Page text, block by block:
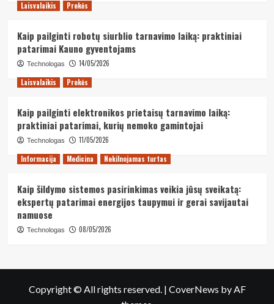
Laisvalaikis
Prekės
Kaip pailginti robotų siurblio tarnavimo laiką: praktiniai
patarimai Kauno gyventojams
Technologas
14/05/2026
Laisvalaikis
Prekės
Kaip pailginti elektronikos prietaisų tarnavimo laiką:
praktiniai patarimai, kurių nemoko gamintojai
Technologas
11/05/2026
Informacija
Medicina Nekilnojamas turtas
Kaip šildymo sistemos pasirinkimas veikia jūsų sveikatą:
ekspertų patarimai energijos taupymui ir gerai savijautai
namuose
Technologas 08/05/2026
Copyright © All rights reserved. | CoverNews by AF